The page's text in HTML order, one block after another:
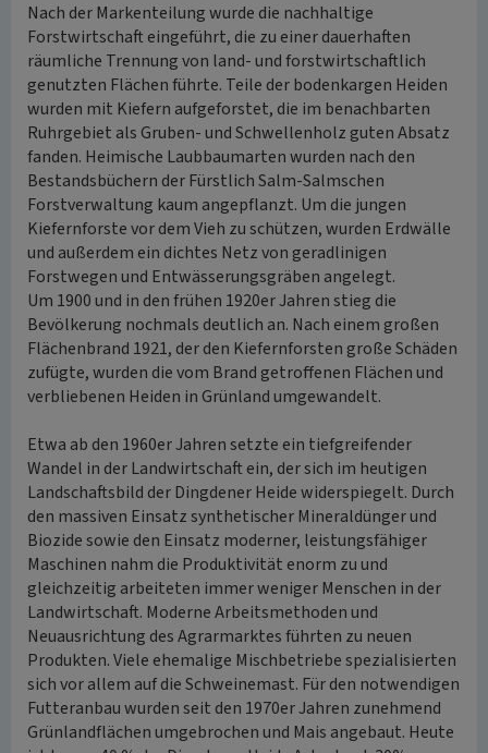
Nach der Markenteilung wurde die nachhaltige
Forstwirtschaft eingeführt, die zu einer dauerhaften
räumliche Trennung von land- und forstwirtschaftlich
genutzten Flächen führte. Teile der bodenkargen Heiden
wurden mit Kiefern aufgeforstet, die im benachbarten
Ruhrgebiet als Gruben- und Schwellenholz guten Absatz
fanden. Heimische Laubbaumarten wurden nach den
Bestandsbüchern der Fürstlich Salm-Salmschen
Forstverwaltung kaum angepflanzt. Um die jungen
Kiefernforste vor dem Vieh zu schützen, wurden Erdwälle
und außerdem ein dichtes Netz von geradlinigen
Forstwegen und Entwässerungsgräben angelegt.
Um 1900 und in den frühen 1920er Jahren stieg die
Bevölkerung nochmals deutlich an. Nach einem großen
Flächenbrand 1921, der den Kiefernforsten große Schäden
zufügte, wurden die vom Brand getroffenen Flächen und
verbliebenen Heiden in Grünland umgewandelt.
Etwa ab den 1960er Jahren setzte ein tiefgreifender
Wandel in der Landwirtschaft ein, der sich im heutigen
Landschaftsbild der Dingdener Heide widerspiegelt. Durch
den massiven Einsatz synthetischer Mineraldünger und
Biozide sowie den Einsatz moderner, leistungsfähiger
Maschinen nahm die Produktivität enorm zu und
gleichzeitig arbeiteten immer weniger Menschen in der
Landwirtschaft. Moderne Arbeitsmethoden und
Neuausrichtung des Agrarmarktes führten zu neuen
Produkten. Viele ehemalige Mischbetriebe spezialisierten
sich vor allem auf die Schweinemast. Für den notwendigen
Futteranbau wurden seit den 1970er Jahren zunehmend
Grünlandflächen umgebrochen und Mais angebaut. Heute